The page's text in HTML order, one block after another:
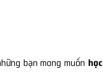
bạn mong muốn học